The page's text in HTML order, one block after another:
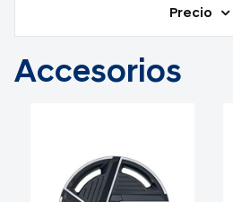
Precio
Accesorios